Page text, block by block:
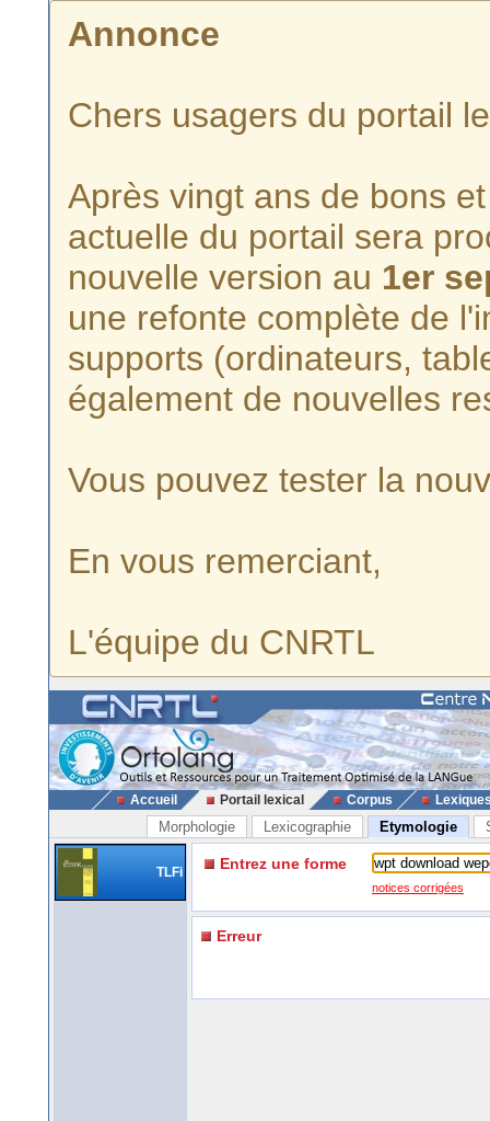
Annonce
Chers usagers du portail
Après vingt ans de bons
actuelle du portail sera
nouvelle version au 1er
une refonte complète de
supports (ordinateurs,
également de nouvelles
Vous pouvez tester la
En vous remerciant,
L'équipe du CNRTL
Accueil Portail lexical Corpus
Morphologie Lexicographie Etymologie
TLFi Entrez une forme
notices corrigées
Erreur